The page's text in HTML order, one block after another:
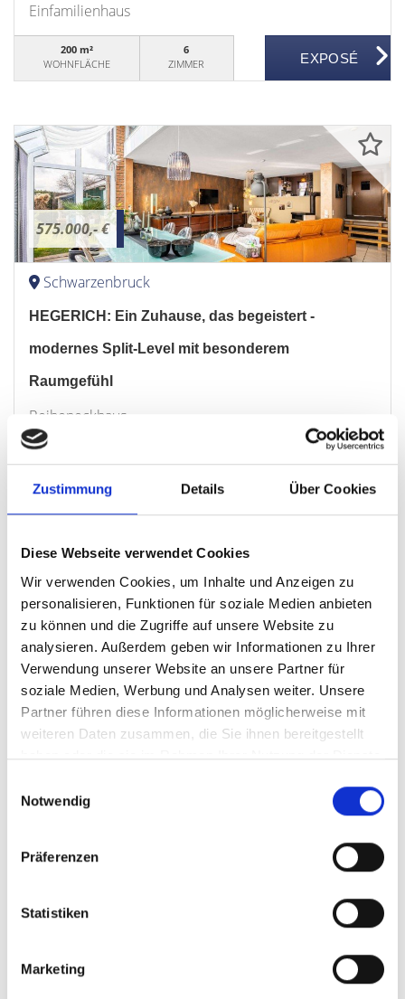
Zustimmung Details Über Cookies
Diese Webseite verwendet Cookies
Wir verwenden Cookies, um Inhalte und Anzeigen zu
personalisieren, Funktionen für soziale Medien anbieten
zu können und die Zugriffe auf unsere Website zu
analysieren. Außerdem geben wir Informationen zu Ihrer
Verwendung unserer Website an unsere Partner für
soziale Medien, Werbung und Analysen weiter. Unsere
Partner führen diese Informationen möglicherweise mit
weiteren Daten zusammen, die Sie ihnen bereitgestellt
haben oder die sie im Rahmen Ihrer Nutzung der Dienste
Notwendig
Präferenzen
Statistiken
Marketing
Einfamilienhaus
200 m²
WOHNFLÄCHE
6
ZIMMER
575.000,- €
Schwarzenbruck
HEGERICH: Ein Zuhause, das begeistert -
modernes Split-Level mit besonderem
Raumgefühl
Reiheneckhaus
WOHNFLÄCHE
ZIMMER
Schwarzenbruck Höhenkirchen-Siegertsbrunn
Taufkirchen
Ingolstadt Oberding Krailling Poing
Nürnberg Gräfelfing Illesheim München
Dachau
Sauerlach / Grafing
Haar Garching Ammerndorf
München-Lerchenau
Zirndorf
München / Trudering
Gilching Planegg
Landsberied
Gauting
Hauskauf
Immo
Wohnung